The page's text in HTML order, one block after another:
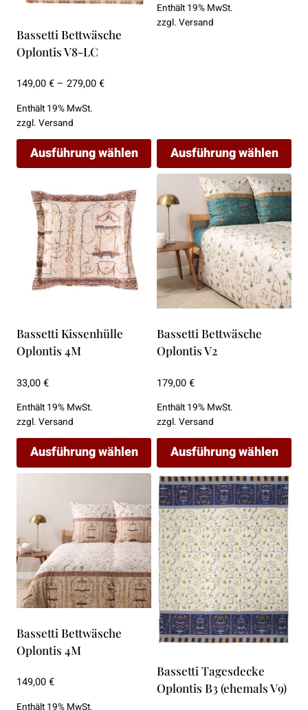
Bassetti Bettwäsche
Oplontis V8-LC
149,00€– 279,00€Preisspanne:
Enthält 19% MwSt.
zzgl. Versand
Ausführung wählen
Produkt
weist
mehrere
Varianten
Die
können
auf
der
Produktseite
gewählt
werden
Enthält 19% MwSt.
zzgl. Versand
Ausführung wählen
Dieses
Produkt
weist
mehrere
Varianten
auf.
Die
Optionen
können
auf
der
Produktseite
gewählt
werden
Bassetti Kissenhülle
Oplontis 4M
33,00€
Enthält 19% MwSt.
zzgl. Versand
Ausführung wählen
Dieses
weist
mehrere
Varianten
auf.
Die
Optionen
auf
der
Produktseite
gewählt
Bassetti Bettwäsche
Oplontis V2
179,00€
Enthält 19% MwSt.
zzgl. Versand
Ausführung wählen
Dieses
Produkt
weist
mehrere
Varianten
auf.
Die
Optionen
können
auf
Produktseite
gewählt
Bassetti Bettwäsche
Oplontis 4M
149,00€
Enthält 19% MwSt.
Bassetti Tagesdecke
Oplontis B3 (ehemals V9)